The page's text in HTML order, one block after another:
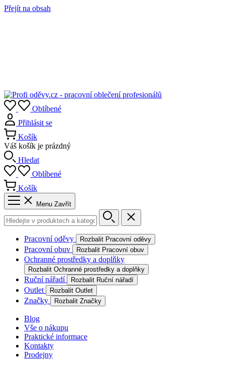
Přejít na obsah
Oblíbené
Přihlásit se
Košík
Váš košík je prázdný
Hledat
Oblíbené
Košík
Menu Zavřít
Pracovní oděvy Rozbalit Pracovní oděvy
Pracovní obuv Rozbalit Pracovní obuv
Ochranné prostředky a doplňky
Rozbalit Ochranné prostředky a doplňky
Ruční nářadí Rozbalit Ruční nářadí
Outlet Rozbalit Outlet
Značky Rozbalit Značky
Blog
Vše o nákupu
Praktické informace
Kontakty
Prodejny